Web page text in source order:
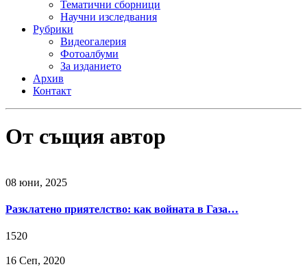
Тематични сборници
Научни изследвания
Рубрики
Видеогалерия
Фотоалбуми
За изданието
Архив
Контакт
От същия автор
08 юни, 2025
Разклатено приятелство: как войната в Газа…
1520
16 Сeп, 2020